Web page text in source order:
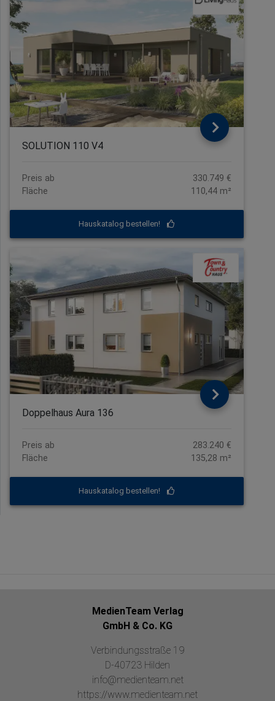
SOLUTION 110 V4
Preis ab
330.749 €
Fläche
110,44 m²
Hauskatalog bestellen!
Doppelhaus Aura 136
Preis ab
283.240 €
Fläche
135,28 m²
Hauskatalog bestellen!
MedienTeam Verlag
GmbH & Co. KG
Verbindungsstraße 19
D-40723 Hilden
info@medienteam.net
https://www.medienteam.net